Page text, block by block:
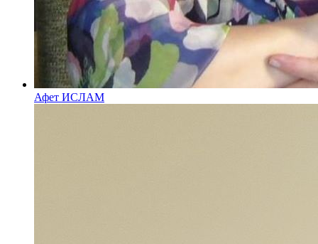
Афет ИСЛАМ